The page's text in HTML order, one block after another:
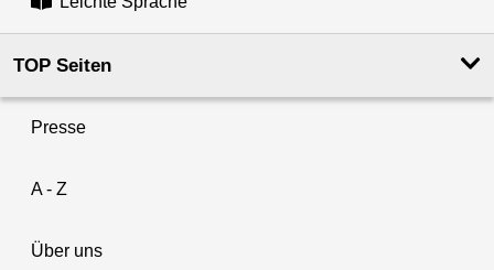
TOP Seiten
Presse
A - Z
Über uns